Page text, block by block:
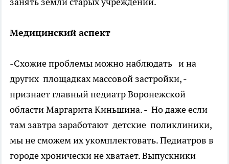
Медицинский аспект
-Схожие проблемы можно наблюдать и на
других площадках массовой застройки, -
признает главный педиатр Воронежской
области Маргарита Киньшина. - Но даже если
там завтра заработают детские поликлиники,
мы не сможем их укомплектовать. Педиатров в
городе хронически не хватает. Выпускники